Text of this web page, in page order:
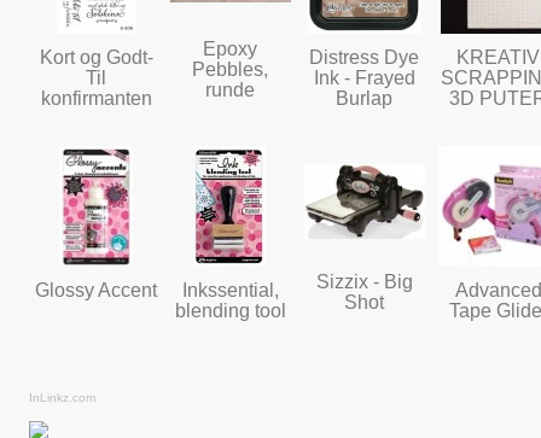
Kort og Godt-
Til
konfirmanten
Epoxy
Pebbles,
runde
Distress Dye
Ink - Frayed
Burlap
KREATIV
3D
Glossy Accent
Inkssential,
blending tool
Sizzix - Big
Shot
Advanced
Tape
InLinkz.com